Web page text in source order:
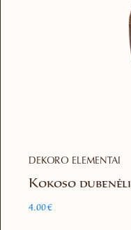
DEKORO ELEMENTAI
Kokoso
4.00€